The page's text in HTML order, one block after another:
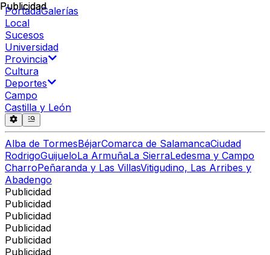
PortadaGalerías
Local
Sucesos
Universidad
Provincia
Cultura
Deportes
Campo
Castilla y León
Alba de TormesBéjarComarca de SalamancaCiudad
RodrigoGuijueloLa ArmuñaLa SierraLedesma y Campo
CharroPeñaranda y Las VillasVitigudino, Las Arribes y
Abadengo
Publicidad
Publicidad
Publicidad
Publicidad
Publicidad
Publicidad
Publicidad
Publicidad